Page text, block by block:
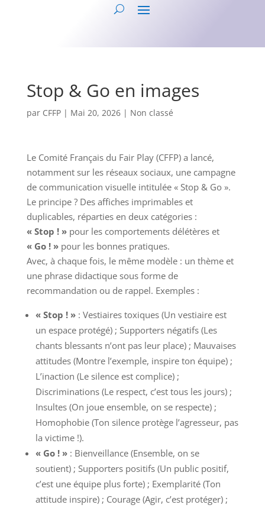
Stop & Go en images
par CFFP| Mai 20, 2026| Non classé
Le Comité Français du Fair Play (CFFP) a lancé,
notamment sur les réseaux sociaux, une campagne
de communication visuelle intitulée « Stop & Go ».
Le principe ? Des affiches imprimables et
duplicables, réparties en deux catégories :
« Stop ! »pour les comportements délétères et
« Go ! »pour les bonnes pratiques.
Avec, à chaque fois, le même modèle : un thème et
une phrase didactique sous forme de
recommandation ou de rappel. Exemples :
« Stop ! »: Vestiaires toxiques (Un vestiaire est
un espace protégé) ; Supporters négatifs (Les
chants blessants n’ont pas leur place) ; Mauvaises
attitudes (Montre l’exemple, inspire ton équipe) ;
L’inaction (Le silence est complice) ;
Discriminations (Le respect, c’est tous les jours) ;
Insultes (On joue ensemble, on se respecte) ;
Homophobie (Ton silence protège l’agresseur, pas
la victime !).
« Go ! » : Bienveillance (Ensemble, on se
soutient) ; Supporters positifs (Un public positif,
c’est une équipe plus forte) ; Exemplarité (Ton
attitude inspire) ; Courage (Agir, c’est protéger) ;